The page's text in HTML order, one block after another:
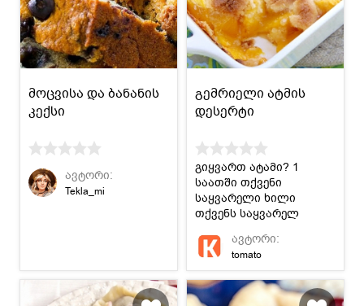
მოცვისა და ბანანის
კექსი
ავტორი:
Tekla_mi
გემრიელი ატმის
დესერტი
გიყვართ ატამი? 1
საათში თქვენი
საყვარელი ხილი
თქვენს საყვარელ
ავტორი:
tomato